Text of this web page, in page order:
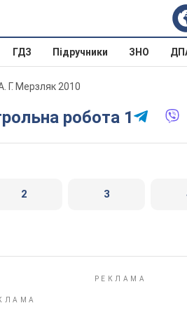
ГДЗ Підручники ЗНО
Г. Мерзляк 2010
робота 1
2 3